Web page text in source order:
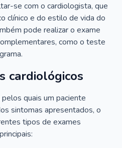
se com o cardiologista, que
clínico e do estilo de vida do
pode realizar o exame
como o teste
cardiológicos
quais um paciente
sintomas apresentados, o
tipos de exames